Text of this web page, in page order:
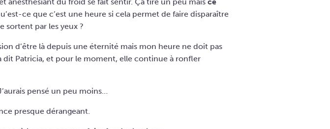
ce que c’est une heure si cela permet de faire disparaître
sortent par les yeux ?
d’être là depuis une éternité mais mon heure ne doit pas
dit Patricia, et pour le moment, elle continue à ronfler
pensé un peu moins…
presque dérangeant.